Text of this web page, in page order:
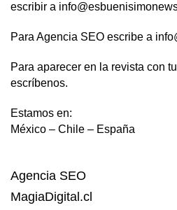
escribir a
Para Agencia SEO escribe a
Para aparecer en la revista con
escríbenos.
Estamos en:
México – Chile – España
Agencia SEO
MagiaDigital.cl